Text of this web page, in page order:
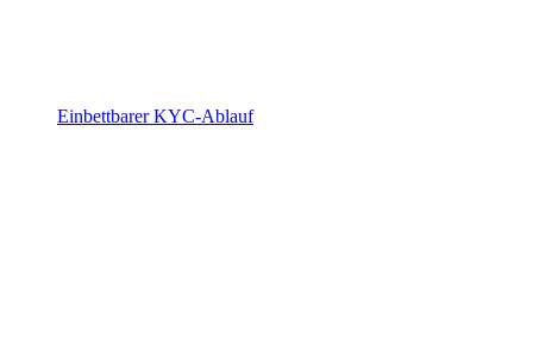
Einbettbarer KYC-Ablauf